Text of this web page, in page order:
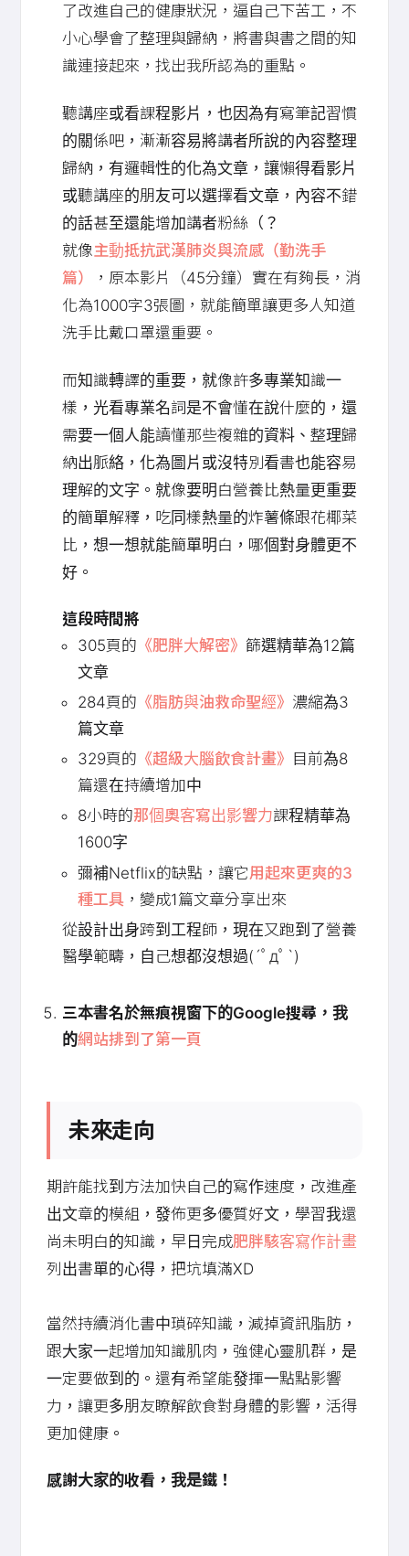
了改進自己的健康狀況，逼自己下苦工，不
小心學會了整理與歸納，將書與書之間的知
識連接起來，找出我所認為的重點。
聽講座或看課程影片，也因為有寫筆記習慣
的關係吧，漸漸容易將講者所說的內容整理
歸納，有邏輯性的化為文章，讓懶得看影片
或聽講座的朋友可以選擇看文章，內容不錯
的話甚至還能增加講者粉絲（？
就像主動抵抗武漢肺炎與流感（勤洗手
篇）
，原本影片（45分鐘）實在有夠長，消
化為1000字3張圖，就能簡單讓更多人知道
洗手比戴口罩還重要。
而知識轉譯的重要，就像許多專業知識一
樣，光看專業名詞是不會懂在說什麼的，還
需要一個人能讀懂那些複雜的資料、整理歸
納出脈絡，化為圖片或沒特別看書也能容易
理解的文字。就像要明白營養比熱量更重要
的簡單解釋，吃同樣熱量的炸薯條跟花椰菜
比，想一想就能簡單明白，哪個對身體更不
好。
這段時間將
305頁的 《肥胖大解密》 篩選精華為12篇
文章
284頁的 《脂肪與油救命聖經》 濃縮為3
篇文章
329頁的 《超級大腦飲食計畫》 目前為8
篇還在持續增加中
8小時的那個奧客寫出影響力課程精華為
1600字
彌補Netflix的缺點，讓它用起來更爽的3
種工具 ，變成1篇文章分享出來
從設計出身跨到工程師，現在又跑到了營養
醫學範疇，自己想都沒想過(´ﾟдﾟ`)
三本書名於無痕視窗下的Google搜尋，我
的網站排到了第一頁
未來走向
期許能找到方法加快自己的寫作速度，改進產
出文章的模組，發佈更多優質好文，學習我還
尚未明白的知識，早日完成肥胖駭客寫作計畫
列出書單的心得，把坑填滿XD
當然持續消化書中瑣碎知識，減掉資訊脂肪，
跟大家一起增加知識肌肉，強健心靈肌群，是
一定要做到的。還有希望能發揮一點點影響
力，讓更多朋友瞭解飲食對身體的影響，活得
更加健康。
感謝大家的收看，我是鐵！